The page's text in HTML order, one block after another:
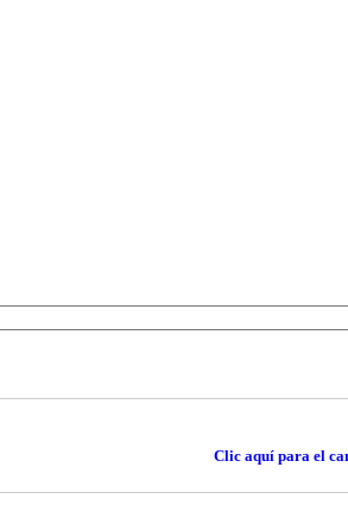
Clic aquí para el